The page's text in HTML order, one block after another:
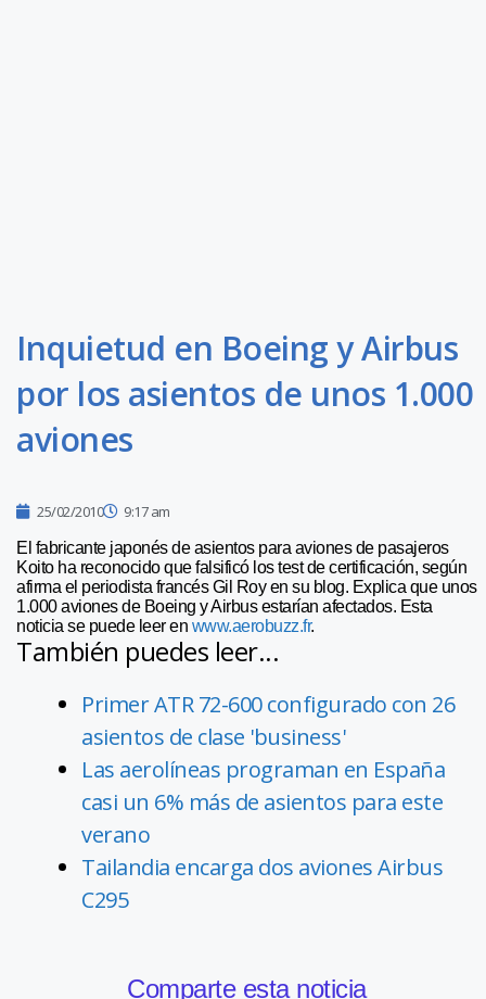
Inquietud en Boeing y Airbus
por los asientos de unos 1.000
aviones
25/02/2010 9:17 am
El fabricante japonés de asientos para aviones de pasajeros
Koito ha reconocido que falsificó los test de certificación, según
afirma el periodista francés Gil Roy en su blog. Explica que unos
1.000 aviones de Boeing y Airbus estarían afectados. Esta
noticia se puede leer en www.aerobuzz.fr.
También puedes leer...
Primer ATR 72-600 configurado con 26
asientos de clase 'business'
Las aerolíneas programan en España
casi un 6% más de asientos para este
verano
Tailandia encarga dos aviones Airbus
C295
Comparte esta noticia